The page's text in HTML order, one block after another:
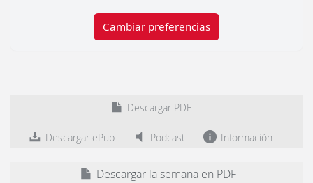
Cambiar preferencias
Descargar PDF
Descargar ePub Podcast Información
Descargar la semana en PDF